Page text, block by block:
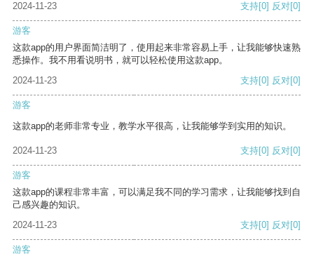
2024-11-23
支持[0] 反对[0]
游客
这款app的用户界面简洁明了，使用起来非常容易上手，让我能够快速熟
悉操作。我不用看说明书，就可以轻松使用这款app。
2024-11-23
支持[0] 反对[0]
游客
这款app的老师非常专业，教学水平很高，让我能够学到实用的知识。
2024-11-23 支持[0] 反对[0]
游客
这款app的课程非常丰富，可以满足我不同的学习需求，让我能够找到自
己感兴趣的知识。
2024-11-23
支持[0] 反对[0]
游客